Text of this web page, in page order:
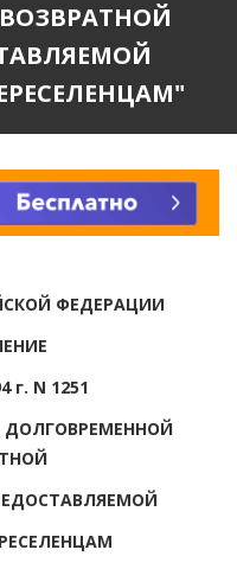
ФЕДЕРАЦИИ
г. N 1251
ДОЛГОВРЕМЕННОЙ